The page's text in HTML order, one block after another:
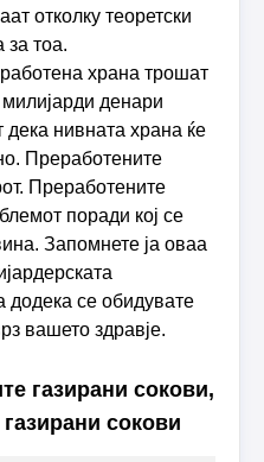
отколку теоретски
за тоа.
храна трошат
денари
нивната храна ќе
Преработените
Преработените
поради кој се
Запомнете ја оваа
додека се обидувате
вашето здравје.
газирани сокови,
сокови